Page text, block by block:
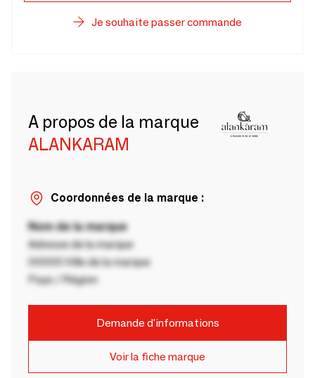
Je souhaite passer commande
A propos de la marque
ALANKARAM
Coordonnées de la marque :
Nom de la marque
Adresse de la marque
00000 Ville de la marque
Pays / Région
Demande d'informations
Voir la fiche marque